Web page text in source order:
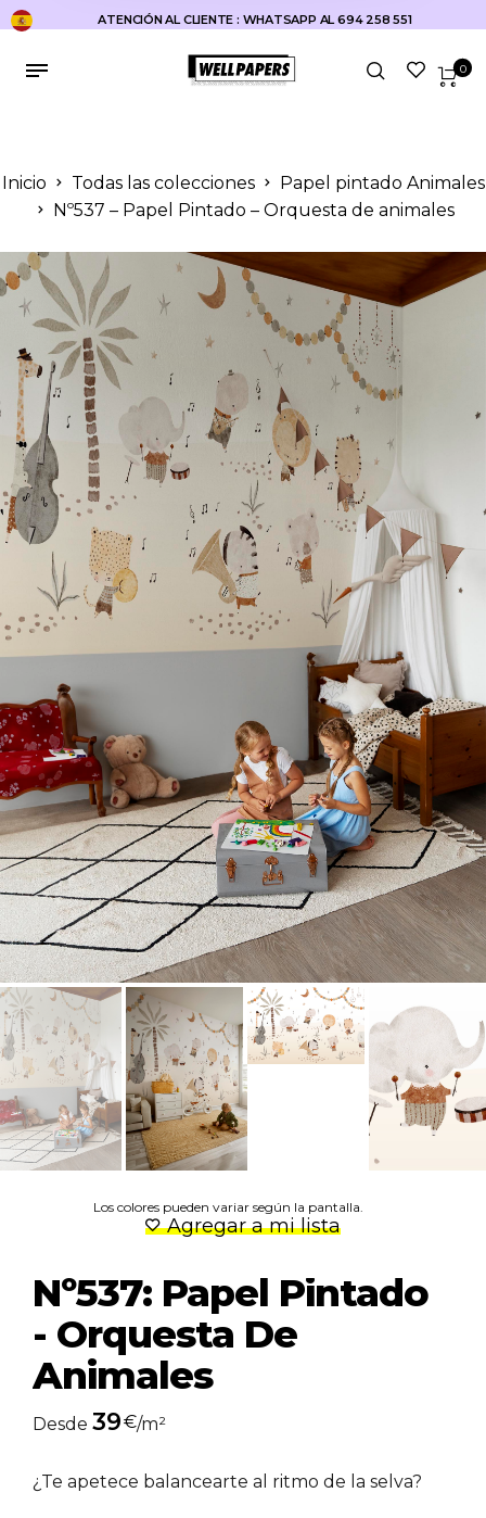
ATENCIÓN AL CLIENTE : WHATSAPP AL 694 258 551
0
Inicio Todas las colecciones
Papel pintado Animales
Nº537 – Papel Pintado – Orquesta de animales
Los colores pueden variar según la pantalla.
Agregar a mi lista
Nº537: Papel Pintado
- Orquesta De
Animales
Desde 39€/m²
¿Te apetece balancearte al ritmo de la selva?